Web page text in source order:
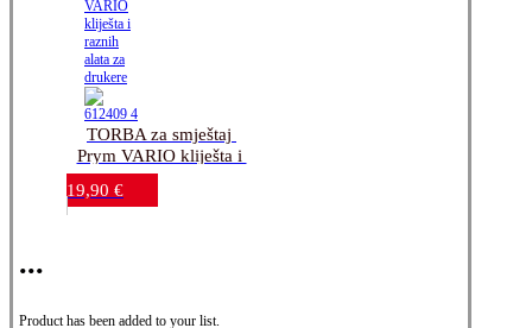
TORBA za smještaj
Prym VARIO kliješta i
raznih alata za drukere
19,90 €
...
Product has been added to your list.